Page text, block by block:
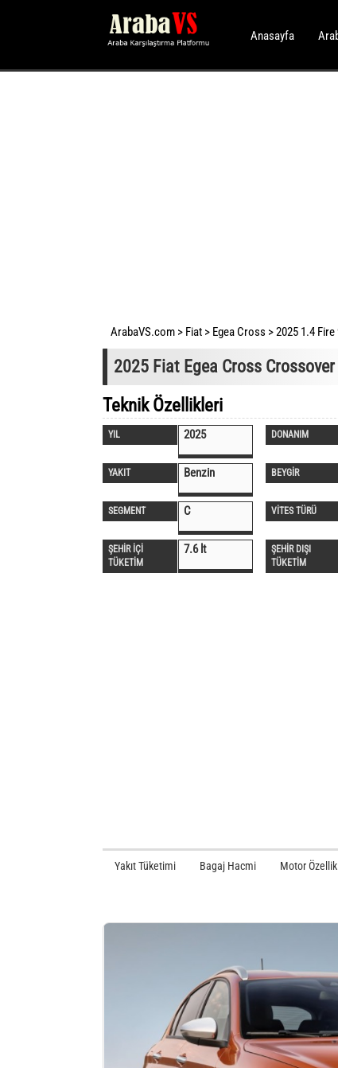
Anasayfa
ArabaVS.com > Fiat > Egea Cross >2025 1.4
2025 Fiat Egea Cross
Teknik Özellikleri
YIL 2025 DONANIM
YAKIT Benzin BEYGİR
SEGMENT C VİTES TÜRÜ
ŞEHİR İÇİ
TÜKETİM
7.6 lt
ŞEHİR DIŞI
TÜKETİM
Yakıt Tüketimi Bagaj Hacmi Motor